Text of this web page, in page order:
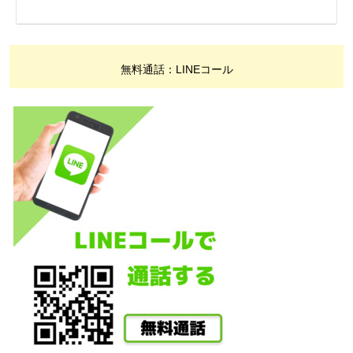
無料通話：LINEコール